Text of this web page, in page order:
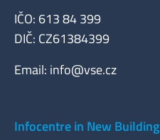
IČO: 613 84 399
DIČ: CZ61384399
Email: info@vse.cz
Infocentre in New Building